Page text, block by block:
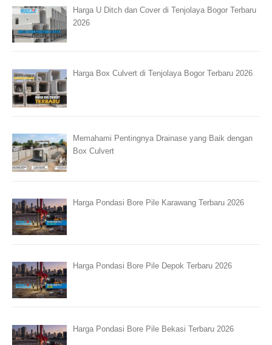
Harga U Ditch dan Cover di Tenjolaya Bogor Terbaru
2026
Harga Box Culvert di Tenjolaya Bogor Terbaru 2026
Memahami Pentingnya Drainase yang Baik dengan
Box Culvert
Harga Pondasi Bore Pile Karawang Terbaru 2026
Harga Pondasi Bore Pile Depok Terbaru 2026
Harga Pondasi Bore Pile Bekasi Terbaru 2026